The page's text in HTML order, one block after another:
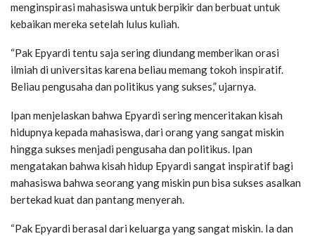
menginspirasi mahasiswa untuk berpikir dan berbuat untuk
kebaikan mereka setelah lulus kuliah.
“Pak Epyardi tentu saja sering diundang memberikan orasi
ilmiah di universitas karena beliau memang tokoh inspiratif.
Beliau pengusaha dan politikus yang sukses,” ujarnya.
Ipan menjelaskan bahwa Epyardi sering menceritakan kisah
hidupnya kepada mahasiswa, dari orang yang sangat miskin
hingga sukses menjadi pengusaha dan politikus. Ipan
mengatakan bahwa kisah hidup Epyardi sangat inspiratif bagi
mahasiswa bahwa seorang yang miskin pun bisa sukses asalkan
bertekad kuat dan pantang menyerah.
“Pak Epyardi berasal dari keluarga yang sangat miskin. Ia dan